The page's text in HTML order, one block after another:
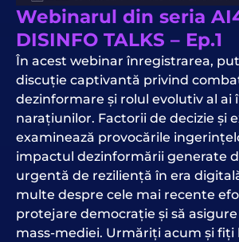
Webinarul din seria
DISINFO TALKS – Ep.1
În acest webinar înregistrarea,
discuție captivantă privind
dezinformare și rolul evolutiv al ai
narațiunilor. Factorii de decizie și
examinează provocările
impactul dezinformării generate
urgentă de reziliență în era
multe despre cele mai recente
protejare democrație și să
mass-mediei. Urmăriți acum și fiți